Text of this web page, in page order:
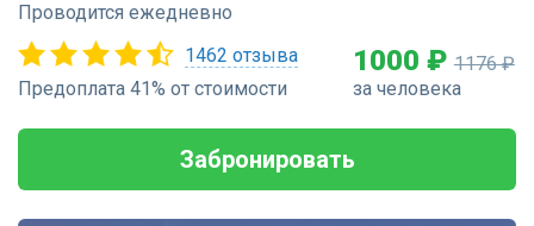
Проводится ежедневно
1462 отзыва
Предоплата 41% от стоимости
1000 ₽ 1176 ₽
за человека
Забронировать